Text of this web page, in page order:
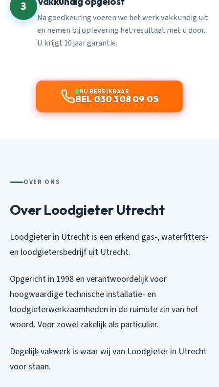
3
Na goedkeuring voeren we het werk vakkundig uit
en nemen bij oplevering het resultaat met u door.
U krijgt 10 jaar garantie.
NU BEREIKBAAR
BEL 030 308 09 05
OVER ONS
Over Loodgieter Utrecht
Loodgieter in Utrecht is een erkend gas-, waterfitters-
en loodgietersbedrijf uit Utrecht.
Opgericht in 1998 en verantwoordelijk voor
hoogwaardige technische installatie- en
loodgieterwerkzaamheden in de ruimste zin van het
woord. Voor zowel zakelijk als particulier.
Degelijk vakwerk is waar wij van Loodgieter in Utrecht
voor staan.